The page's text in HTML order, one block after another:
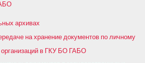
архивах
на хранение документов по личному
в ГКУ БО ГАБО